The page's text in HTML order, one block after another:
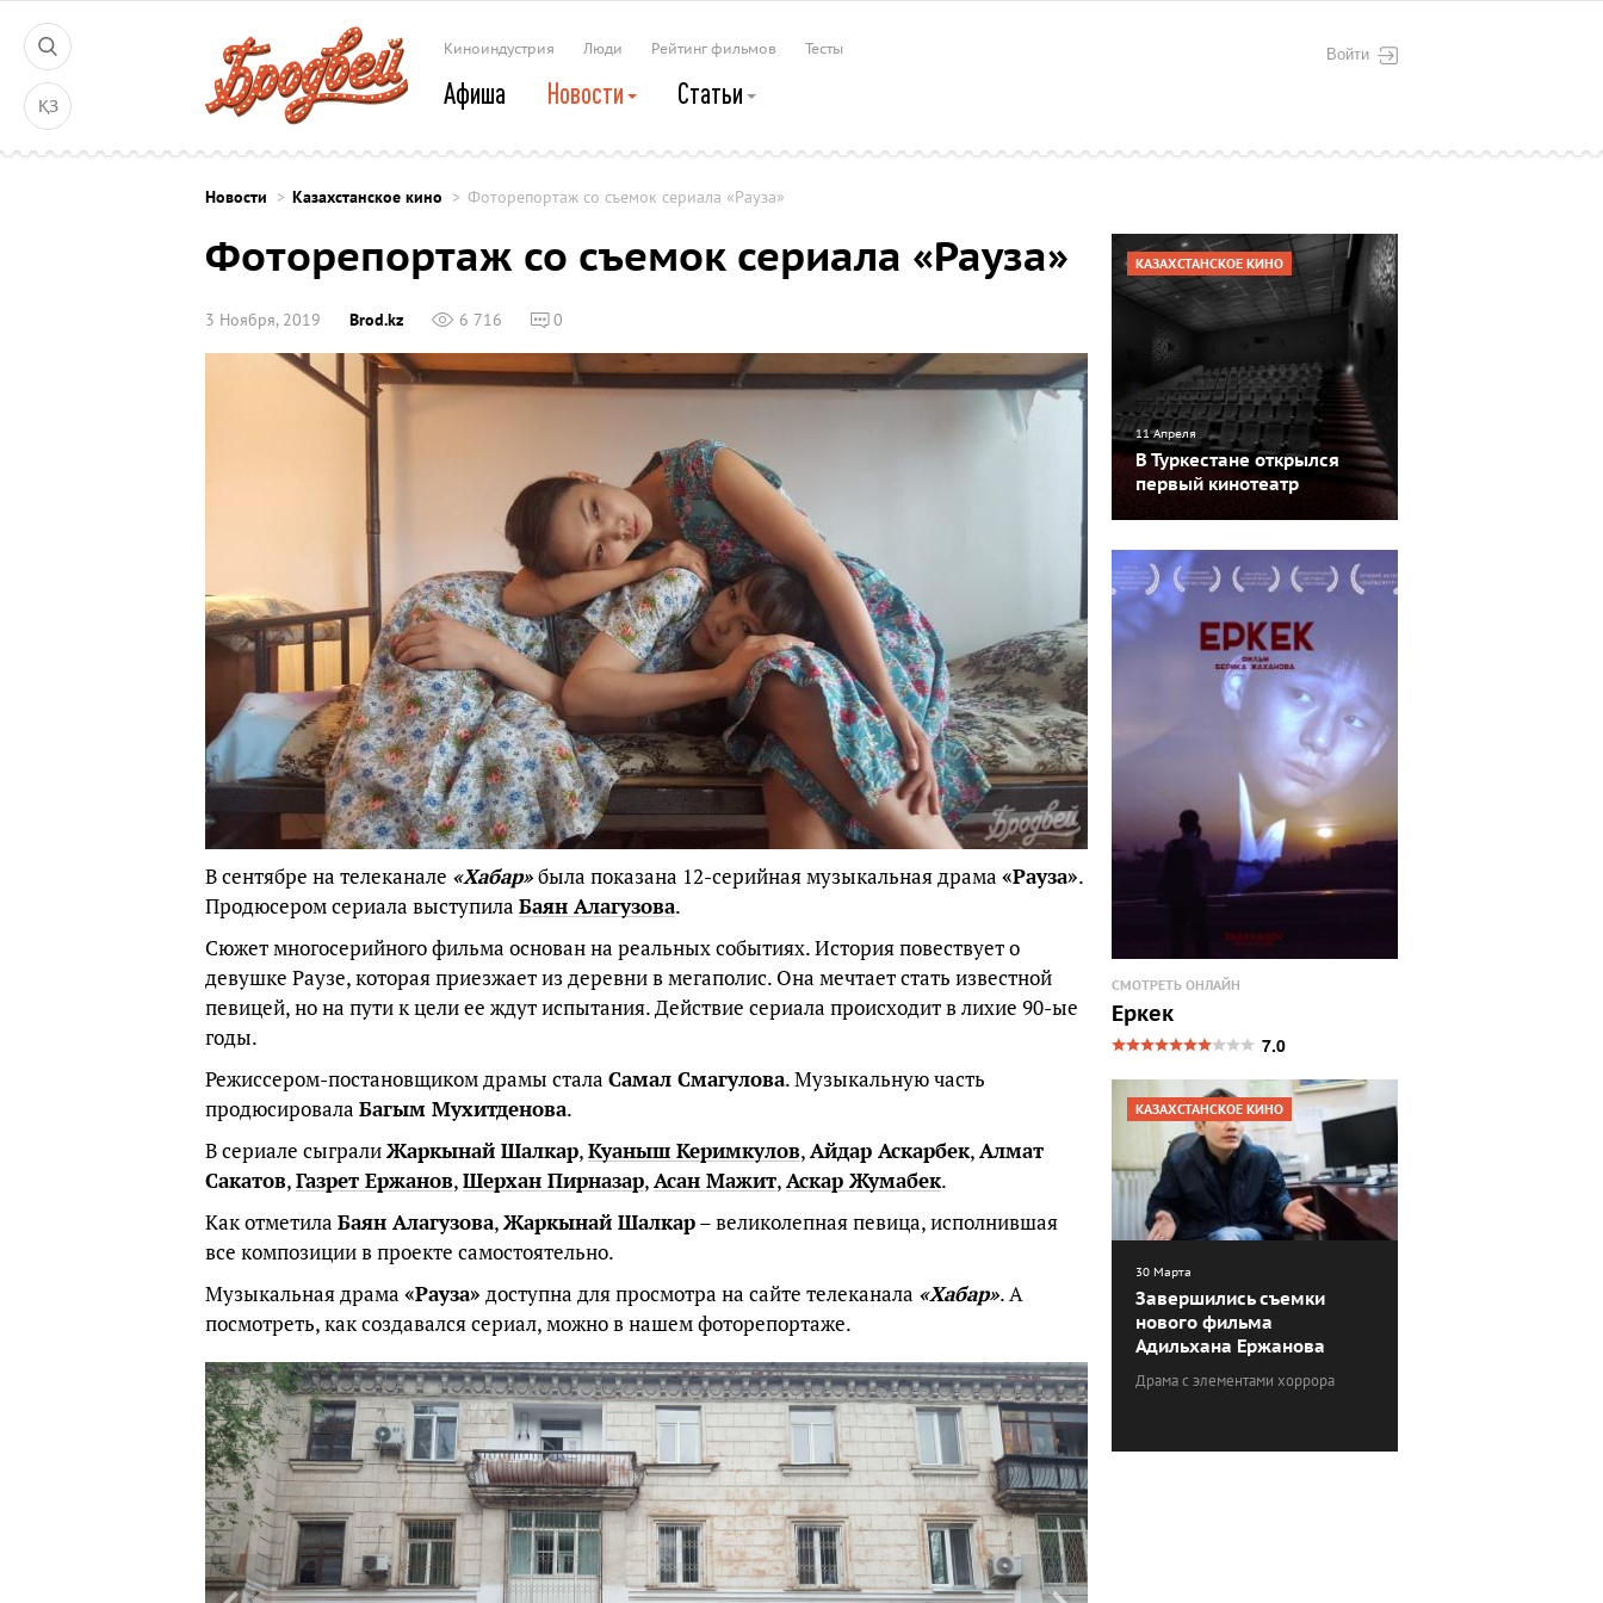
ҚЗ
Войти
Киноиндустрия Люди Рейтинг фильмов Тесты
Афиша Новости Статьи
Новости Казахстанское кино Фоторепортаж со съемок сериала «Рауза»
Фоторепортаж со съемок сериала «Рауза»
3 Ноября, 2019 Brod.kz 6 716 0
В сентябре на телеканале «Хабар»была показана 12-серийная музыкальная драма «Рауза».
Продюсером сериала выступила Баян Алагузова.
Сюжет многосерийного фильма основан на реальных событиях. История повествует о
девушке Раузе, которая приезжает из деревни в мегаполис. Она мечтает стать известной
певицей, но на пути к цели ее ждут испытания. Действие сериала происходит в лихие 90-ые
годы.
Режиссером-постановщиком драмы стала Самал Смагулова. Музыкальную часть
продюсировала Багым Мухитденова.
В сериале сыгралиЖаркынай Шалкар,Куаныш Керимкулов,Айдар Аскарбек,Алмат
Сакатов,Газрет Ержанов,Шерхан Пирназар,Асан Мажит,Аскар Жумабек.
Как отметила Баян Алагузова,Жаркынай Шалкар– великолепная певица, исполнившая
все композиции в проекте самостоятельно.
Музыкальная драма «Рауза» доступна для просмотра на сайте телеканала «Хабар». А
посмотреть, как создавался сериал, можно в нашем фоторепортаже.
КАЗАХСТАНСКОЕ КИНО
11 Апреля
В Туркестане открылся
первый кинотеатр
СМОТРЕТЬ ОНЛАЙН
Еркек
7.0
КАЗАХСТАНСКОЕ КИНО
30 Марта
Завершились съемки
нового фильма
Адильхана Ержанова
Драма с элементами хоррора